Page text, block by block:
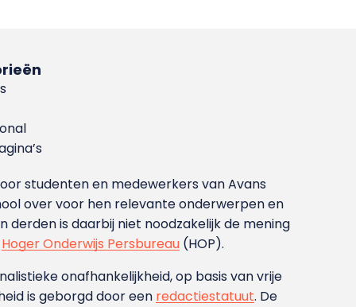
studenten en medewerkers van Avans
over voor hen relevante onderwerpen en
is daarbij niet noodzakelijk de mening
Hoger Onderwijs Persbureau (HOP).
onafhankelijkheid, op basis van vrije
is geborgd door een redactiestatuut. De